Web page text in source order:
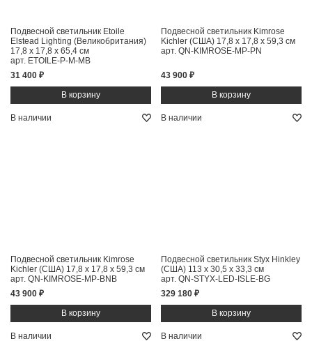
Подвесной светильник Etoile
Elstead Lighting (Великобритания)
17,8 x 17,8 x 65,4 см
арт. ETOILE-P-M-MB
31 400 ₽
Подвесной светильник Kimrose
Kichler (США) 17,8 x 17,8 x 59,3 см
арт. QN-KIMROSE-MP-PN
43 900 ₽
В наличии
Подвесной светильник Kimrose
Kichler (США) 17,8 x 17,8 x 59,3 см
арт. QN-KIMROSE-MP-BNB
43 900 ₽
В наличии
Подвесной светильник Styx Hinkley
(США) 113 x 30,5 x 33,3 см
арт. QN-STYX-LED-ISLE-BG
329 180 ₽
В наличии В наличии